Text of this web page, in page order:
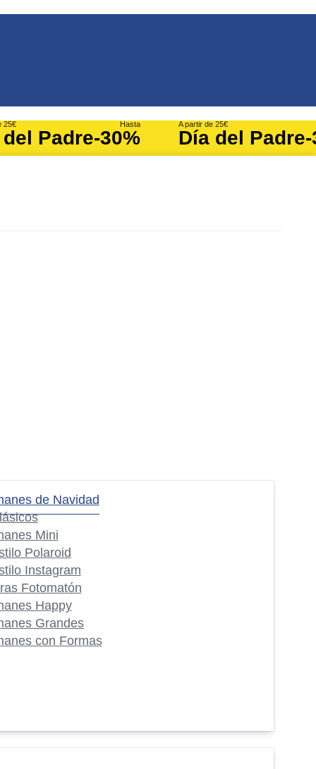
25€
Padre
Hasta
-30%
A partir de 25€
Día del Padre
de Navidad
Mini
Polaroid
Instagram
Fotomatón
Happy
Grandes
con Formas